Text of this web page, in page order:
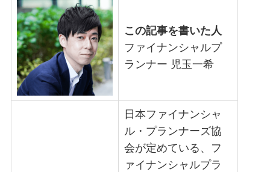
この記事を書いた人
ファイナンシャルプ
ランナー 児玉一希
日本ファイナンシャ
ル・プランナーズ協
会が定めている、フ
ァイナンシャルプラ